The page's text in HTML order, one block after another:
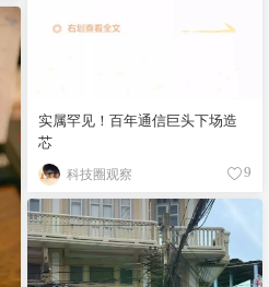
实属罕见！百年通信巨头下场造
芯
科技圈观察 9